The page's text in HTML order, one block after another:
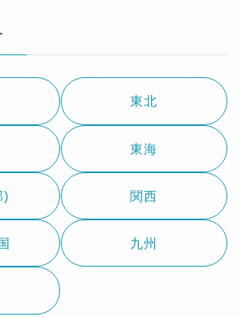
東北
東海
) 関西
九州